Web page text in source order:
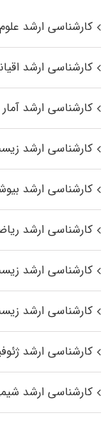
کارشناسی ارشد
کارشناسی ارشد
کارشناسی ارشد آمار
کارشناسی ارشد
کارشناسی ارشد
کارشناسی ارشد
کارشناسی ارشد
کارشناسی ارشد
کارشناسی ارشد
کارشناسی ارشد